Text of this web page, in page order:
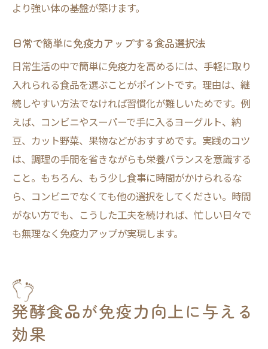
より強い体の基盤が築けます。
日常で簡単に免疫力アップする食品選択法
日常生活の中で簡単に免疫力を高めるには、手軽に取り
入れられる食品を選ぶことがポイントです。理由は、継
続しやすい方法でなければ習慣化が難しいためです。例
えば、コンビニやスーパーで手に入るヨーグルト、納
豆、カット野菜、果物などがおすすめです。実践のコツ
は、調理の手間を省きながらも栄養バランスを意識する
こと。もちろん、もう少し食事に時間がかけられるな
ら、コンビニでなくても他の選択をしてください。時間
がない方でも、こうした工夫を続ければ、忙しい日々で
も無理なく免疫力アップが実現します。
発酵食品が免疫力向上に与える
効果